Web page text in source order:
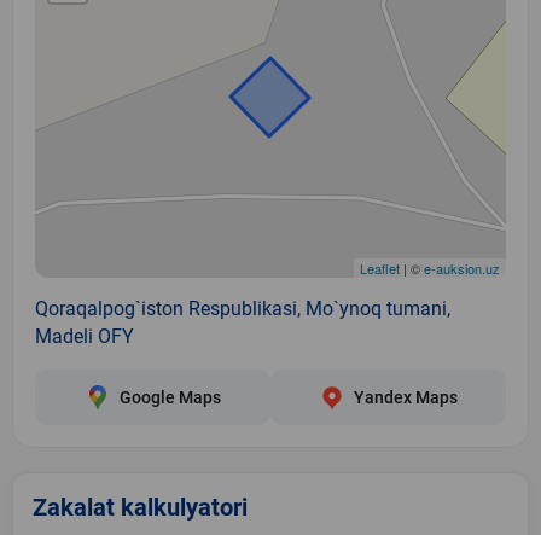
Leaflet | ©e-auksion.uz
Qoraqalpog`iston Respublikasi, Mo`ynoq tumani,
Madeli OFY
Google Maps Yandex Maps
Zakalat kalkulyatori